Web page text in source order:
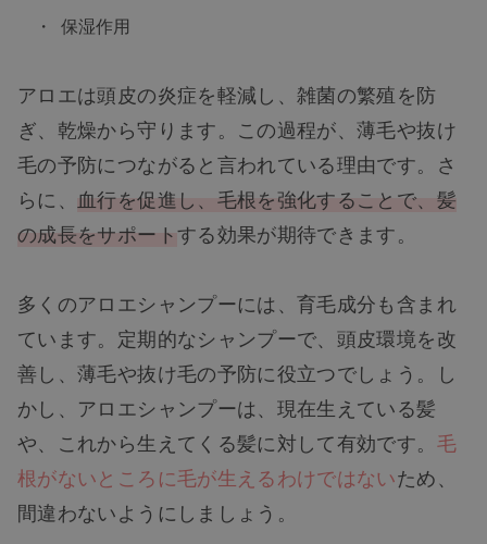
保湿作用
アロエは頭皮の炎症を軽減し、雑菌の繁殖を防
ぎ、乾燥から守ります。この過程が、薄毛や抜け
毛の予防につながると言われている理由です。さ
らに、 血行を促進し、毛根を強化することで、髪
の成長をサポートする効果が期待できます。
多くのアロエシャンプーには、育毛成分も含まれ
ています。定期的なシャンプーで、頭皮環境を改
善し、薄毛や抜け毛の予防に役立つでしょう。し
かし、アロエシャンプーは、現在生えている髪
や、これから生えてくる髪に対して有効です。 毛
根がないところに毛が生えるわけではないため、
間違わないようにしましょう。